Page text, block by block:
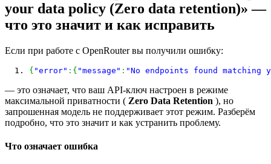
your data policy (Zero data retention)» —
что это значит и как исправить
Если при работе с OpenRouter вы получили ошибку:
{ "error" : { "message" : "No endpoints found
— это означает, что ваш API-ключ настроен в режиме
максимальной приватности ( Zero Data Retention ), но
запрошенная модель не поддерживает этот режим. Разберём
подробно, что это значит и как устранить проблему.
Что означает ошибка